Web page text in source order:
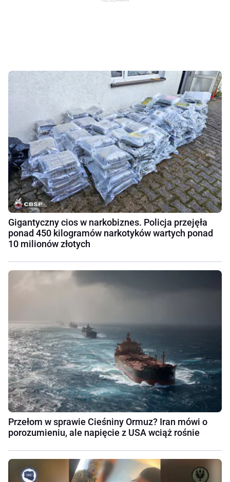
Gigantyczny cios w narkobiznes. Policja przejęła
ponad 450 kilogramów narkotyków wartych ponad
10 milionów złotych
Przełom w sprawie Cieśniny Ormuz? Iran mówi o
porozumieniu, ale napięcie z USA wciąż rośnie